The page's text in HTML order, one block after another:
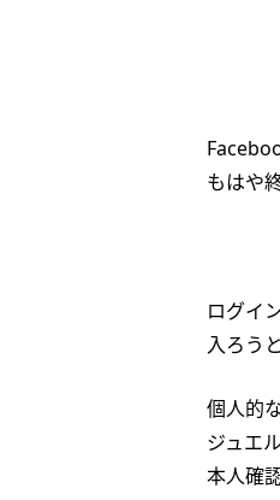
もはや
ログイ
入ろう
個人的
ジュエ
本人確